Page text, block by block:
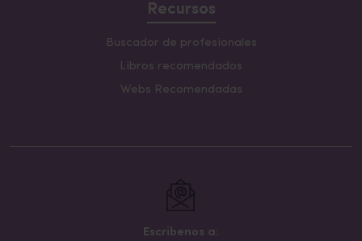
Recursos
Buscador de profesionales
Libros recomendados
Webs Recomendadas
Escribenos a: